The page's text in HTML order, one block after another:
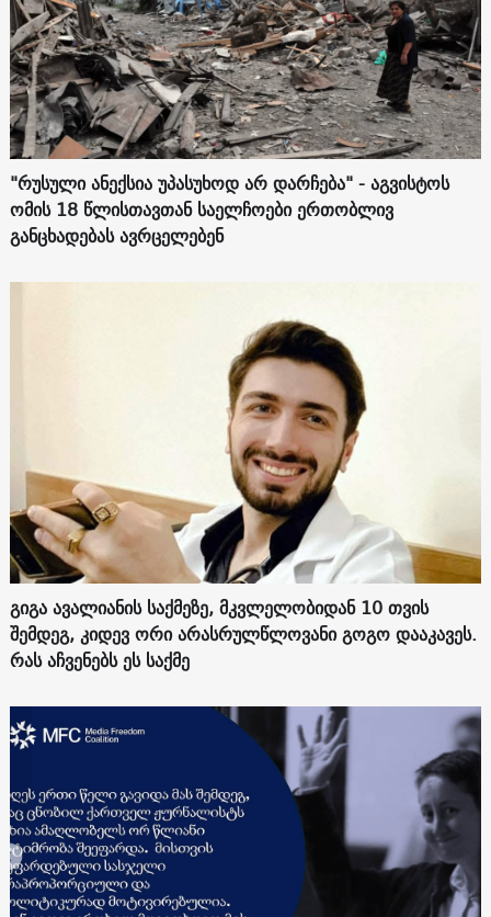
"რუსული ანექსია უპასუხოდ არ დარჩება" - აგვისტოს
ომის 18 წლისთავთან საელჩოები ერთობლივ
განცხადებას ავრცელებენ
გიგა ავალიანის საქმეზე, მკვლელობიდან 10 თვის
შემდეგ, კიდევ ორი არასრულწლოვანი გოგო დააკავეს.
რას აჩვენებს ეს საქმე